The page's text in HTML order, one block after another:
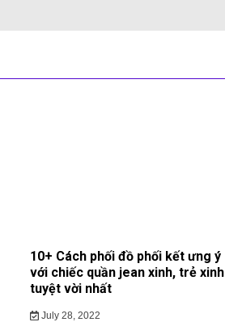
10+ Cách phối đồ phối kết ưng ý
với chiếc quần jean xinh, trẻ xinh
tuyệt vời nhất
July 28, 2022